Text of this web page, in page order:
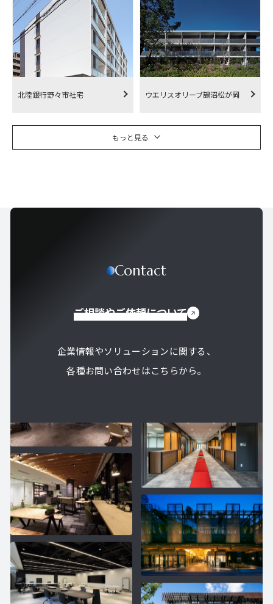
北陸銀行野々市社宅 ウエリスオリーブ鵠沼松が岡
もっと見る
Contact
ご相談やご依頼について
企業情報やソリューションに関する、
各種お問い合わせはこちらから。